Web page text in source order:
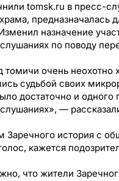
tomsk.ru в пресс-
предназначалась
назначение
по поводу
томичи очень
судьбой своих
достаточно и
—
Заречного история с
кажется
что жители